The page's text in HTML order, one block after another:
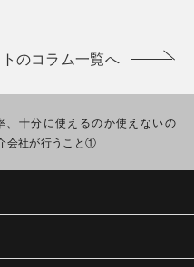
のコラム一覧へ
、十分に使えるのか使えないの
会社が行うこと①